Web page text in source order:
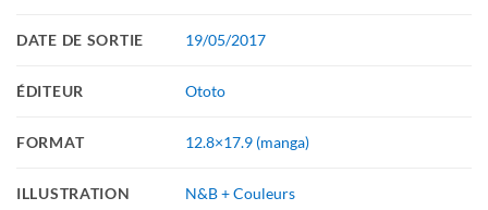
DATE DE SORTIE 19/05/2017
ÉDITEUR Ototo
FORMAT 12.8×17.9 (manga)
ILLUSTRATION N&B + Couleurs